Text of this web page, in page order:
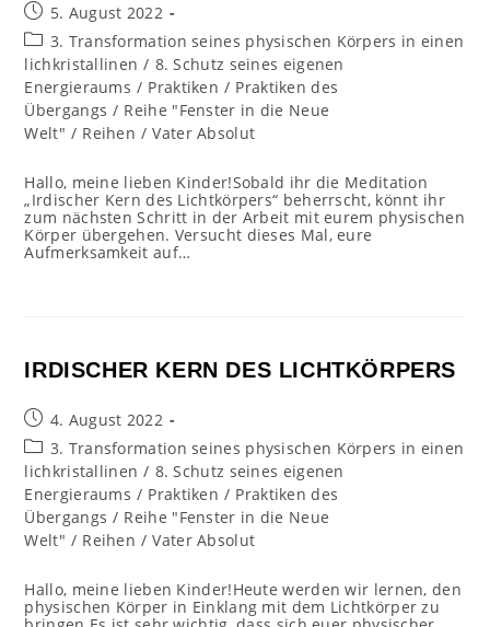
Beitrag
veröffentlicht:
5. August 2022
Beitrags-
Kategorie:
3. Transformation seines physischen Körpers in einen
lichkristallinen / 8. Schutz seines eigenen
Energieraums / Praktiken / Praktiken des
Übergangs / Reihe "Fenster in die Neue
Welt" / Reihen / Vater Absolut
Hallo, meine lieben Kinder!Sobald ihr die Meditation
„Irdischer Kern des Lichtkörpers“ beherrscht, könnt ihr
zum nächsten Schritt in der Arbeit mit eurem physischen
Körper übergehen. Versucht dieses Mal, eure
Aufmerksamkeit auf…
IRDISCHER KERN DES LICHTKÖRPERS
Beitrag
veröffentlicht:
4. August 2022
Beitrags-
Kategorie:
3. Transformation seines physischen Körpers in einen
lichkristallinen / 8. Schutz seines eigenen
Energieraums / Praktiken / Praktiken des
Übergangs / Reihe "Fenster in die Neue
Welt" / Reihen / Vater Absolut
Hallo, meine lieben Kinder!Heute werden wir lernen, den
physischen Körper in Einklang mit dem Lichtkörper zu